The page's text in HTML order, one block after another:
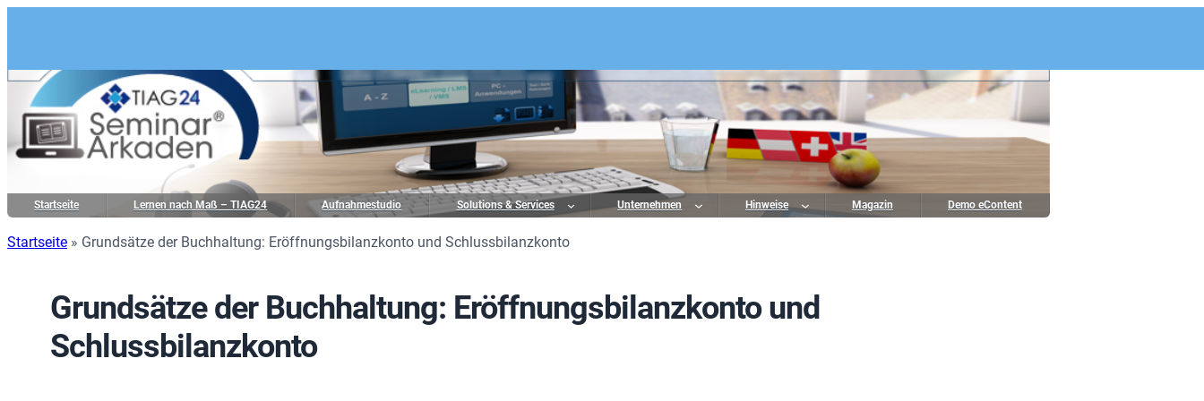
Startseite Lernen nach Maß – TIAG24 Aufnahmestudio Solutions & Services Unternehmen Hinweise Magazin Demo eContent
Startseite » Grundsätze der Buchhaltung: Eröffnungsbilanzkonto und Schlussbilanzkonto
Grundsätze der Buchhaltung: Eröffnungsbilanzkonto und
Schlussbilanzkonto